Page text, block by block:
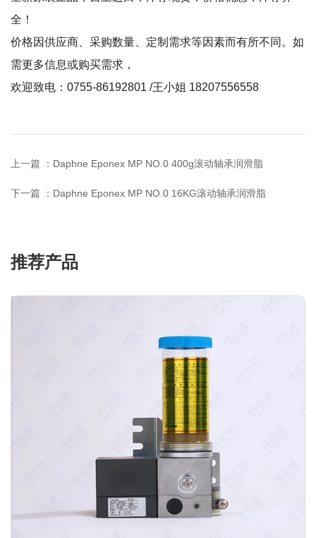
全！
价格因供应商、采购数量、定制需求等因素而有所不同。如
需更多信息或购买需求，
欢迎致电：0755-86192801 /王小姐 18207556558
上一篇 ： Daphne Eponex MP NO.0 400g滚动轴承润滑脂
下一篇 ： Daphne Eponex MP NO.0 16KG滚动轴承润滑脂
推荐产品